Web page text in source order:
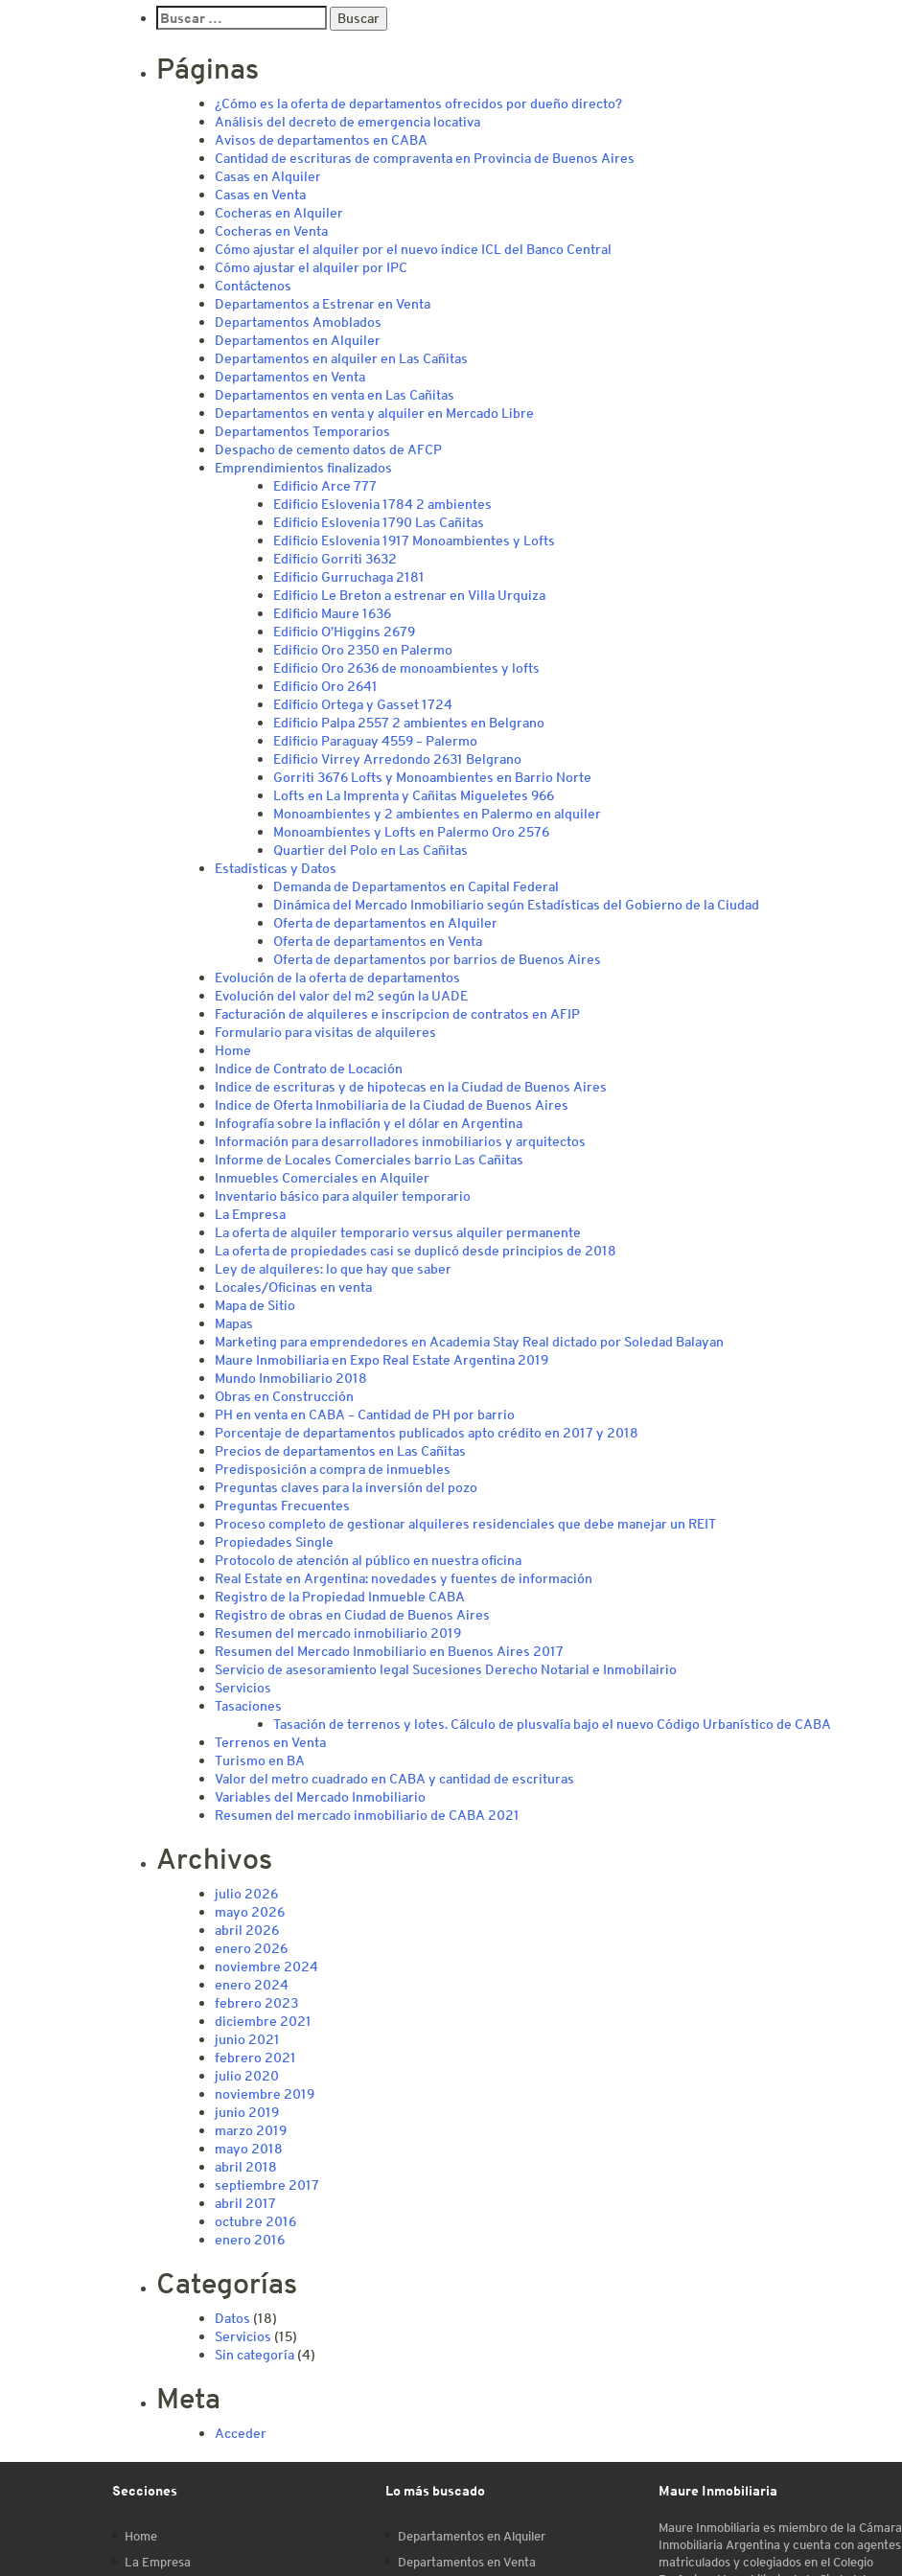
Buscar:
Páginas
¿Cómo es la oferta de departamentos ofrecidos por dueño directo?
Análisis del decreto de emergencia locativa
Avisos de departamentos en CABA
Cantidad de escrituras de compraventa en Provincia de Buenos Aires
Casas en Alquiler
Casas en Venta
Cocheras en Alquiler
Cocheras en Venta
Cómo ajustar el alquiler por el nuevo índice ICL del Banco Central
Cómo ajustar el alquiler por IPC
Contáctenos
Departamentos a Estrenar en Venta
Departamentos Amoblados
Departamentos en Alquiler
Departamentos en alquiler en Las Cañitas
Departamentos en Venta
Departamentos en venta en Las Cañitas
Departamentos en venta y alquiler en Mercado Libre
Departamentos Temporarios
Despacho de cemento datos de AFCP
Emprendimientos finalizados
Edificio Arce 777
Edificio Eslovenia 1784 2 ambientes
Edificio Eslovenia 1790 Las Cañitas
Edificio Eslovenia 1917 Monoambientes y Lofts
Edificio Gorriti 3632
Edificio Gurruchaga 2181
Edificio Le Breton a estrenar en Villa Urquiza
Edificio Maure 1636
Edificio O’Higgins 2679
Edificio Oro 2350 en Palermo
Edificio Oro 2636 de monoambientes y lofts
Edificio Oro 2641
Edificio Ortega y Gasset 1724
Edificio Palpa 2557 2 ambientes en Belgrano
Edificio Paraguay 4559 – Palermo
Edificio Virrey Arredondo 2631 Belgrano
Gorriti 3676 Lofts y Monoambientes en Barrio Norte
Lofts en La Imprenta y Cañitas Migueletes 966
Monoambientes y 2 ambientes en Palermo en alquiler
Monoambientes y Lofts en Palermo Oro 2576
Quartier del Polo en Las Cañitas
Estadísticas y Datos
Demanda de Departamentos en Capital Federal
Dinámica del Mercado Inmobiliario según Estadísticas del Gobierno de la Ciudad
Oferta de departamentos en Alquiler
Oferta de departamentos en Venta
Oferta de departamentos por barrios de Buenos Aires
Evolución de la oferta de departamentos
Evolución del valor del m2 según la UADE
Facturación de alquileres e inscripcion de contratos en AFIP
Formulario para visitas de alquileres
Home
Indice de Contrato de Locación
Indice de escrituras y de hipotecas en la Ciudad de Buenos Aires
Indice de Oferta Inmobiliaria de la Ciudad de Buenos Aires
Infografía sobre la inflación y el dólar en Argentina
Información para desarrolladores inmobiliarios y arquitectos
Informe de Locales Comerciales barrio Las Cañitas
Inmuebles Comerciales en Alquiler
Inventario básico para alquiler temporario
La Empresa
La oferta de alquiler temporario versus alquiler permanente
La oferta de propiedades casi se duplicó desde principios de 2018
Ley de alquileres: lo que hay que saber
Locales/Oficinas en venta
Mapa de Sitio
Mapas
Marketing para emprendedores en Academia Stay Real dictado por Soledad Balayan
Maure Inmobiliaria en Expo Real Estate Argentina 2019
Mundo Inmobiliario 2018
Obras en Construcción
PH en venta en CABA – Cantidad de PH por barrio
Porcentaje de departamentos publicados apto crédito en 2017 y 2018
Precios de departamentos en Las Cañitas
Predisposición a compra de inmuebles
Preguntas claves para la inversión del pozo
Preguntas Frecuentes
Proceso completo de gestionar alquileres residenciales que debe manejar un REIT
Propiedades Single
Protocolo de atención al público en nuestra oficina
Real Estate en Argentina: novedades y fuentes de información
Registro de la Propiedad Inmueble CABA
Registro de obras en Ciudad de Buenos Aires
Resumen del mercado inmobiliario 2019
Resumen del Mercado Inmobiliario en Buenos Aires 2017
Servicio de asesoramiento legal Sucesiones Derecho Notarial e Inmobilairio
Servicios
Tasaciones
Tasación de terrenos y lotes. Cálculo de plusvalía bajo el nuevo Código Urbanístico de CABA
Terrenos en Venta
Turismo en BA
Valor del metro cuadrado en CABA y cantidad de escrituras
Variables del Mercado Inmobiliario
Resumen del mercado inmobiliario de CABA 2021
Archivos
julio 2026
mayo 2026
abril 2026
enero 2026
noviembre 2024
enero 2024
febrero 2023
diciembre 2021
junio 2021
febrero 2021
julio 2020
noviembre 2019
junio 2019
marzo 2019
mayo 2018
abril 2018
septiembre 2017
abril 2017
octubre 2016
enero 2016
Categorías
Datos (18)
Servicios (15)
Sin categoría (4)
Meta
Acceder
Secciones
Home
La Empresa
Lo más buscado
Departamentos en Alquiler
Departamentos en Venta
Maure Inmobiliaria
Maure Inmobiliaria es miembro de la Cámara
Inmobiliaria Argentina y cuenta con agentes
matriculados y colegiados en el Colegio